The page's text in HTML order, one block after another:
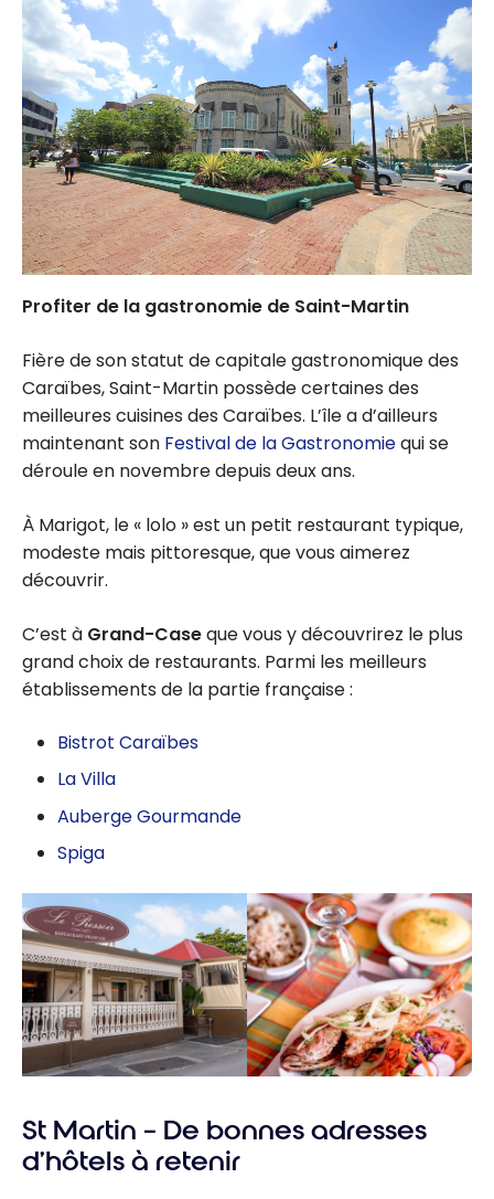
Comment
fonctionne
l’assurance vol
et dommages
des cartes de
crédit?
Profiter de la gastronomie de Saint-Martin
Fière de son statut de capitale gastronomique des
Caraïbes, Saint-Martin possède certaines des
meilleures cuisines des Caraïbes. L’île a d’ailleurs
maintenant son Festival de la Gastronomiequi se
déroule en novembre depuis deux ans.
À Marigot, le « lolo » est un petit restaurant typique,
modeste mais pittoresque, que vous aimerez
découvrir.
C’est à Grand-Caseque vous y découvrirez le plus
grand choix de restaurants. Parmi les meilleurs
établissements de la partie française :
Bistrot Caraïbes
La Villa
Auberge Gourmande
Spiga
St Martin – De bonnes adresses
d’hôtels à retenir